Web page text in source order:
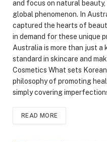
and focus on natural
global phenomenon. In
captured the hearts of
in demand for these unique
Australia is more than just a
standard in skincare and
Cosmetics What sets
philosophy of promoting
simply covering
READ MORE